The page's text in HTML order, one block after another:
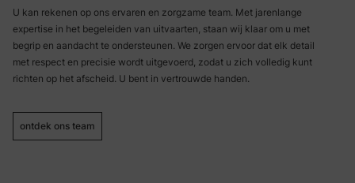
U kan rekenen op ons ervaren en zorgzame team. Met jarenlange
expertise in het begeleiden van uitvaarten, staan wij klaar om u met
begrip en aandacht te ondersteunen. We zorgen ervoor dat elk detail
met respect en precisie wordt uitgevoerd, zodat u zich volledig kunt
richten op het afscheid. U bent in vertrouwde handen.
ontdek ons team